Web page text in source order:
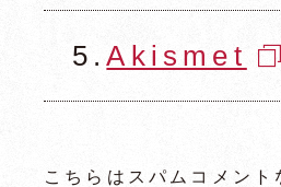
5.Akismet
こちらはスパムコメント